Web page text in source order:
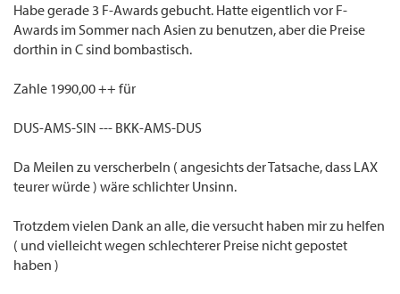
Habe gerade 3 F-Awards gebucht. Hatte eigentlich vor F-
Awards im Sommer nach Asien zu benutzen, aber die Preise
dorthin in C sind bombastisch.
Zahle 1990,00 ++ für
DUS-AMS-SIN --- BKK-AMS-DUS
Da Meilen zu verscherbeln ( angesichts der Tatsache, dass LAX
teurer würde ) wäre schlichter Unsinn.
Trotzdem vielen Dank an alle, die versucht haben mir zu helfen
( und vielleicht wegen schlechterer Preise nicht gepostet
haben )